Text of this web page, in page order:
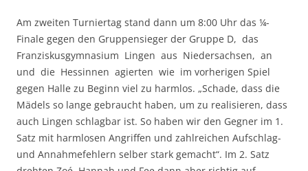
Am zweiten Turniertag stand dann um 8:00 Uhr das ¼-
Finale gegen den Gruppensieger der Gruppe D, das
Franziskusgymnasium Lingen aus Niedersachsen, an
und die Hessinnen agierten wie im vorherigen Spiel
gegen Halle zu Beginn viel zu harmlos. „Schade, dass die
Mädels so lange gebraucht haben, um zu realisieren, dass
auch Lingen schlagbar ist. So haben wir den Gegner im 1.
Satz mit harmlosen Angriffen und zahlreichen Aufschlag-
und Annahmefehlern selber stark gemacht“. Im 2. Satz